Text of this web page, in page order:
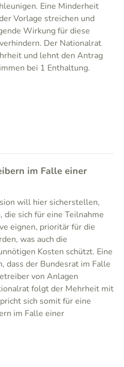
Eine Minderheit
Vorlage streichen und
Wirkung für diese
Der Nationalrat
und lehnt den Antrag
bei 1 Enthaltung.
im Falle einer
will hier sicherstellen,
die sich für eine Teilnahme
eignen, prioritär für die
was auch die
Kosten schützt. Eine
dass der Bundesrat im Falle
von Anlagen
folgt der Mehrheit mit
sich somit für eine
im Falle einer